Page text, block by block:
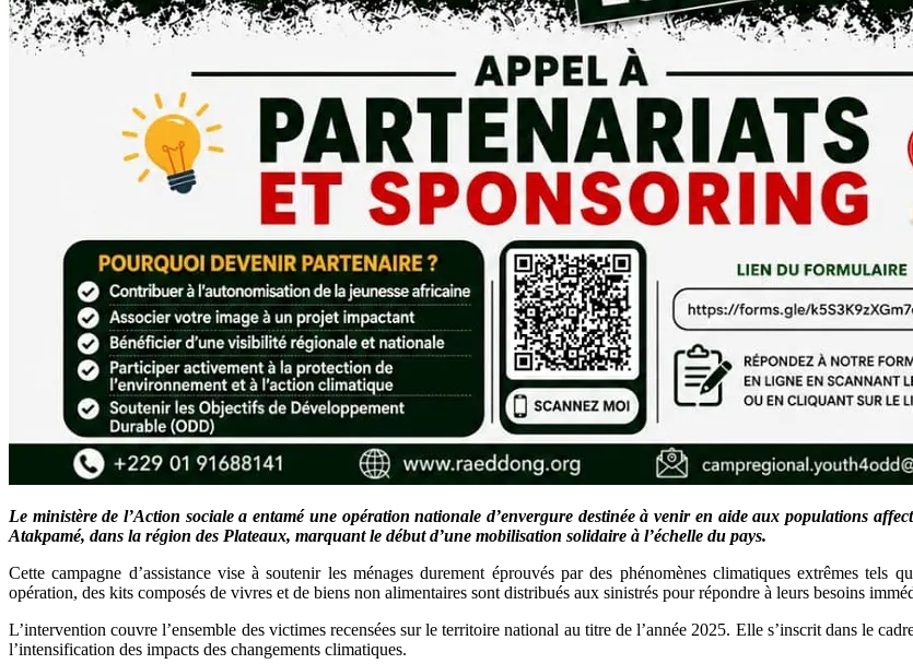
Le ministère de l’Action sociale a entamé une opération nationale d’envergure destinée à venir en aide aux populations
Atakpamé, dans la région des Plateaux, marquant le début d’une mobilisation solidaire à l’échelle du pays.
Cette campagne d’assistance vise à soutenir les ménages durement éprouvés par des phénomènes climatiques extrêmes tels
opération, des kits composés de vivres et de biens non alimentaires sont distribués aux sinistrés pour répondre à leurs besoins
L’intervention couvre l’ensemble des victimes recensées sur le territoire national au titre de l’année 2025. Elle s’inscrit dans le
l’intensification des impacts des changements climatiques.